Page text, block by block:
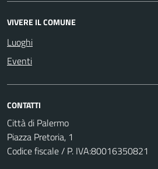
VIVERE IL COMUNE
Luoghi
Eventi
CONTATTI
Città di Palermo
Piazza Pretoria, 1
Codice fiscale / P. IVA:80016350821